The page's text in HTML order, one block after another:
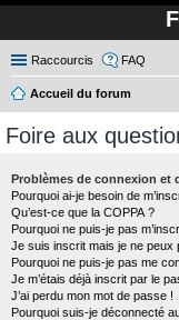
Raccourcis FAQ
Accueil du forum
Foire aux
Problèmes de connexion et
Pourquoi ai-je besoin de
Qu’est-ce que la COPPA ?
Pourquoi ne puis-je pas
Je suis inscrit mais je ne peux
Pourquoi ne puis-je pas me
Je m’étais déjà inscrit par le
J’ai perdu mon mot de passe !
Pourquoi suis-je déconnecté